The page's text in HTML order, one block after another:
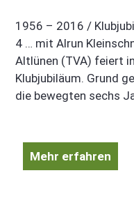
1956 – 2016 /
4 … mit Alrun
Altlünen (TVA) feiert
Klubjubiläum. Grund
die bewegten sechs
Mehr erfahren